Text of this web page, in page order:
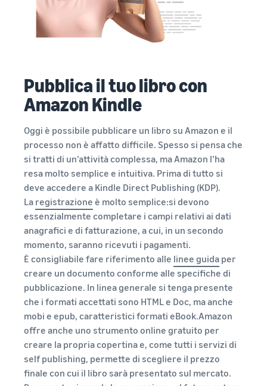
Pubblica il tuo libro con
Amazon Kindle
Oggi è possibile pubblicare un libro su Amazon e il
processo non è affatto difficile. Spesso si pensa che
si tratti di un’attività complessa, ma Amazon l’ha
resa molto semplice e intuitiva. Prima di tutto si
deve accedere a Kindle Direct Publishing (KDP).
La registrazione è molto semplice:si devono
essenzialmente completare i campi relativi ai dati
anagrafici e di fatturazione, a cui, in un secondo
momento, saranno ricevuti i pagamenti.
È consigliabile fare riferimento alle linee guida per
creare un documento conforme alle specifiche di
pubblicazione. In linea generale si tenga presente
che i formati accettati sono HTML e Doc, ma anche
mobi e epub, caratteristici formati eBook.Amazon
offre anche uno strumento online gratuito per
creare la propria copertina e, come tutti i servizi di
self publishing, permette di scegliere il prezzo
finale con cui il libro sarà presentato sul mercato.